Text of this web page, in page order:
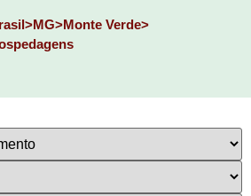
MG>Monte Verde>